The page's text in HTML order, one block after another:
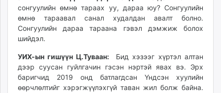
сонгуулийн өмнө тараах уу, дараа юу? Сонгуулийн
өмнө тараавал санал худалдан авалт болно.
Сонгуулийн дараа тараана гэвэл дэмжиж болох
шийдэл.
УИХ-ын гишүүн Ц.Туваан:
Бид хэзээг хүртэл алтан
дээр суусан гуйлгачин гэсэн нэртэй явах вэ. Эрх
баригчид 2019 онд батлагдсан Үндсэн хуулийн
өөрчлөлтийг хэрэгжүүлэхгүй таван жил болж байна.